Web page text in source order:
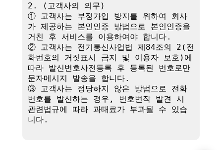
2. (고객사의 의무)
① 고객사는 부정가입 방지를 위하여 회사
가 제공하는 본인인증 방법으로 본인인증을
거친 후 서비스를 이용하여야 합니다.
② 고객사는 전기통신사업법 제84조의 2(전
화번호의 거짓표시 금지 및 이용자 보호)에
따라 발신번호사전등록 후 등록된 번호로만
문자메시지 발송을 합니다.
③ 고객사는 정당하지 않은 방법으로 전화
번호를 발신하는 경우, 번호변작 발견 시
관련법규에 따라 과태료가 부과될 수 있습
니다.